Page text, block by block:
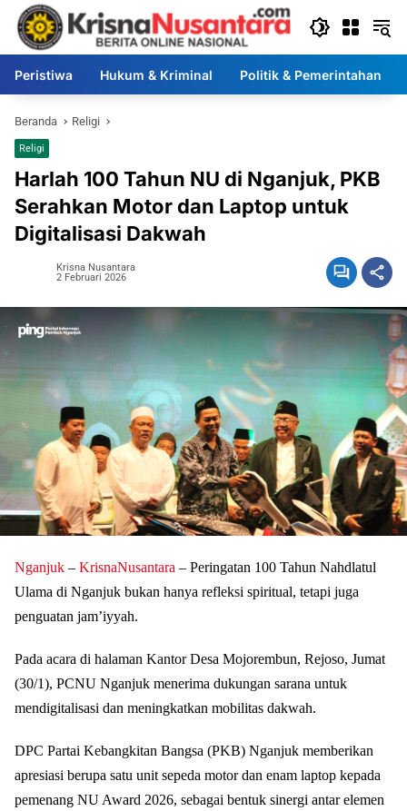
Langsung
konten
Peristiwa Hukum & Kriminal Politik & Pemerintahan
Beranda Religi
Religi
Harlah 100 Tahun NU di Nganjuk, PKB
Serahkan Motor dan Laptop untuk
Digitalisasi Dakwah
Krisna Nusantara
2 Februari 2026
Nganjuk – KrisnaNusantara – Peringatan 100 Tahun Nahdlatul
Ulama di Nganjuk bukan hanya refleksi spiritual, tetapi juga
penguatan jam’iyyah.
Pada acara di halaman Kantor Desa Mojorembun, Rejoso, Jumat
(30/1), PCNU Nganjuk menerima dukungan sarana untuk
mendigitalisasi dan meningkatkan mobilitas dakwah.
DPC Partai Kebangkitan Bangsa (PKB) Nganjuk memberikan
apresiasi berupa satu unit sepeda motor dan enam laptop kepada
pemenang NU Award 2026, sebagai bentuk sinergi antar elemen